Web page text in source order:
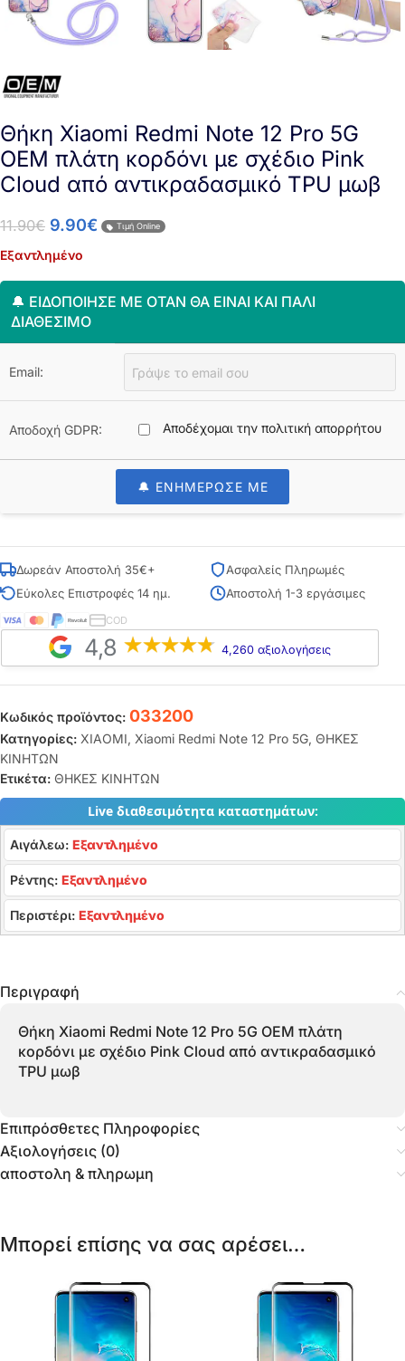
Θήκη Xiaomi Redmi Note 12 Pro 5G
OEM πλάτη κορδόνι με σχέδιο Pink
Cloud από αντικραδασμικό TPU μωβ
11.90€ 9.90€ Τιμή Online
Εξαντλημένο
🔔 ΕΙΔΟΠΟΊΗΣΈ ΜΕ ΌΤΑΝ ΘΑ ΕΊΝΑΙ ΚΑΙ ΠΆΛΙ
ΔΙΑΘΈΣΙΜΟ
Email:
Αποδοχή GDPR: Αποδέχομαι την πολιτική απορρήτου
🔔 ΕΝΗΜΕΡΩΣΕ ΜΕ
Δωρεάν Αποστολή 35€+
Ασφαλείς Πληρωμές
Εύκολες Επιστροφές 14 ημ.
Αποστολή 1-3 εργάσιμες
COD
4,8 4,260 αξιολογήσεις
Κωδικός προϊόντος: 033200
Κατηγορίες: XIAOMI, Xiaomi Redmi Note 12 Pro 5G, ΘΗΚΕΣ
ΚΙΝΗΤΩΝ
Ετικέτα: ΘΗΚΕΣ ΚΙΝΗΤΩΝ
Live διαθεσιμότητα καταστημάτων:
Αιγάλεω: Εξαντλημένο
Ρέντης: Εξαντλημένο
Περιστέρι: Εξαντλημένο
Περιγραφή
Θήκη Xiaomi Redmi Note 12 Pro 5G OEM πλάτη
κορδόνι με σχέδιο Pink Cloud από αντικραδασμικό
TPU μωβ
Επιπρόσθετες Πληροφορίες
Αξιολογήσεις (0)
αποστολη & πληρωμη
Μπορεί επίσης να σας αρέσει…